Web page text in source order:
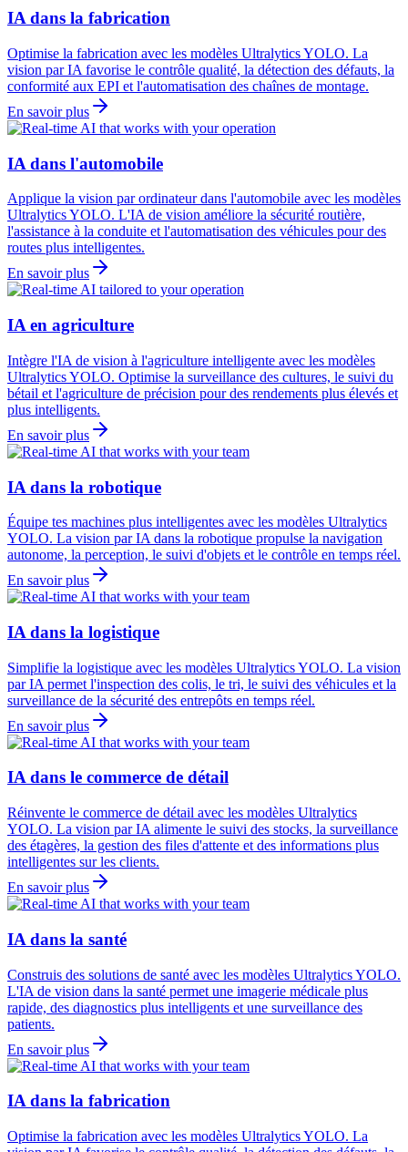
IA dans la fabrication
Optimise la fabrication avec les modèles Ultralytics YOLO. La
vision par IA favorise le contrôle qualité, la détection des défauts, la
conformité aux EPI et l'automatisation des chaînes de montage.
En savoir plus
IA dans l'automobile
Applique la vision par ordinateur dans l'automobile avec les modèles
Ultralytics YOLO. L'IA de vision améliore la sécurité routière,
l'assistance à la conduite et l'automatisation des véhicules pour des
routes plus intelligentes.
En savoir plus
IA en agriculture
Intègre l'IA de vision à l'agriculture intelligente avec les modèles
Ultralytics YOLO. Optimise la surveillance des cultures, le suivi du
bétail et l'agriculture de précision pour des rendements plus élevés et
plus intelligents.
En savoir plus
IA dans la robotique
Équipe tes machines plus intelligentes avec les modèles Ultralytics
YOLO. La vision par IA dans la robotique propulse la navigation
autonome, la perception, le suivi d'objets et le contrôle en temps réel.
En savoir plus
IA dans la logistique
Simplifie la logistique avec les modèles Ultralytics YOLO. La vision
par IA permet l'inspection des colis, le tri, le suivi des véhicules et la
surveillance de la sécurité des entrepôts en temps réel.
En savoir plus
IA dans le commerce de détail
Réinvente le commerce de détail avec les modèles Ultralytics
YOLO. La vision par IA alimente le suivi des stocks, la surveillance
des étagères, la gestion des files d'attente et des informations plus
intelligentes sur les clients.
En savoir plus
IA dans la santé
Construis des solutions de santé avec les modèles Ultralytics YOLO.
L'IA de vision dans la santé permet une imagerie médicale plus
rapide, des diagnostics plus intelligents et une surveillance des
patients.
En savoir plus
IA dans la fabrication
Optimise la fabrication avec les modèles Ultralytics YOLO. La